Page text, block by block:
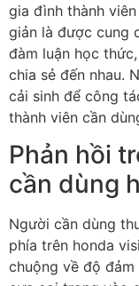
gia đình thành
giản là được cung
đàm luận học
chia sẻ đến nhau.
cải sinh để công
thành viên cần
Phản hồi
cần dùng
Người cần dùng
phía trên honda
chuộng về độ